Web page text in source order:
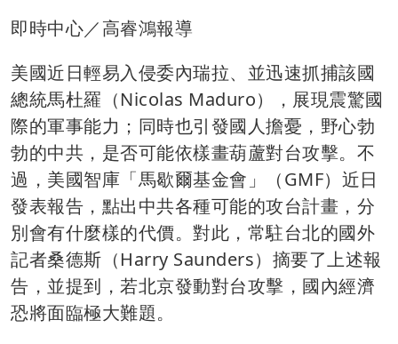
即時中心／高睿鴻報導
美國近日輕易入侵委內瑞拉、並迅速抓捕該國
總統馬杜羅（Nicolas Maduro），展現震驚國
際的軍事能力；同時也引發國人擔憂，野心勃
勃的中共，是否可能依樣畫葫蘆對台攻擊。不
過，美國智庫「馬歇爾基金會」（GMF）近日
發表報告，點出中共各種可能的攻台計畫，分
別會有什麼樣的代價。對此，常駐台北的國外
記者桑德斯（Harry Saunders）摘要了上述報
告，並提到，若北京發動對台攻擊，國內經濟
恐將面臨極大難題。